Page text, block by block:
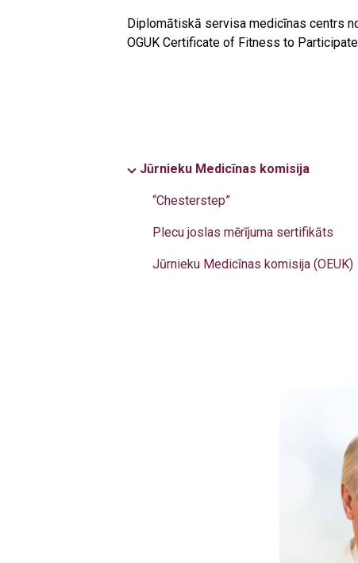
Diplomātiskā servisa medicīnas centrs
OGUK Certificate of Fitness to
Jūrnieku Medicīnas komisija
“⁠Chesterstep”
⁠Plecu joslas mērījuma sertifikāts
Jūrnieku Medicīnas komisija (OEUK)